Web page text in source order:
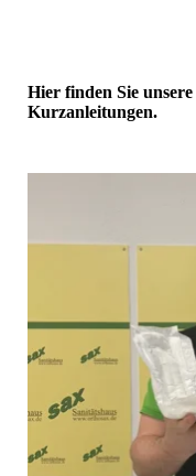
Hier finden Sie
Kurzanleitungen.